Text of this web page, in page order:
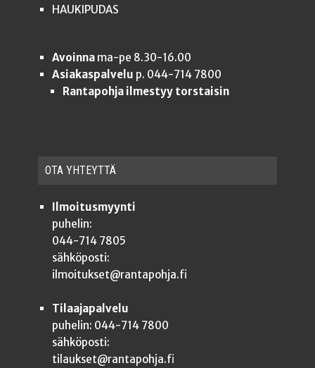
HAUKIPUDAS
Avoinnama-pe 8.30-16.00
Asiakaspalvelu p. 044-714 7800
Rantapohja ilmestyy torstaisin
OTA YHTEYT­TÄ
Ilmoitusmyynti
puhelin:
044-714 7805
sähköposti:
ilmoitukset@rantapohja.fi
Tilaajapalvelu
puhelin: 044-714 7800
sähköposti:
tilaukset@rantapohja.fi